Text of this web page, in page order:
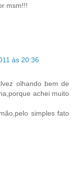
msm!!!
às 20:36
olhando bem de
achei muito
simples fato